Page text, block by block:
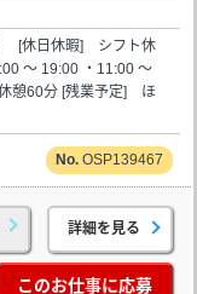
[休日休暇] シフト休
～ 19:00 ・11:00 ～
憩60分 [残業予定] ほ
OSP139467
詳細を見る
このお仕事に応募